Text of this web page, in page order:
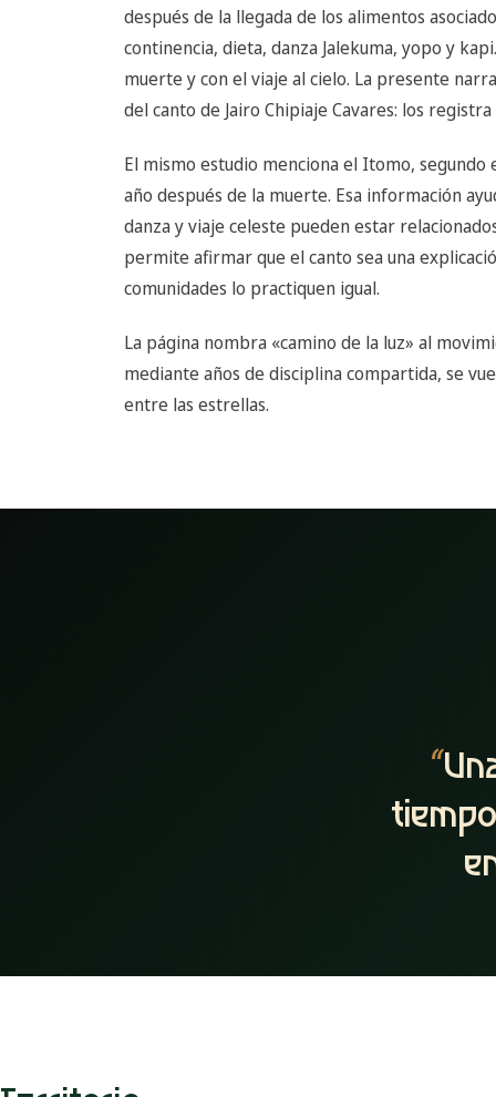
después de la llegada de los alimentos
continencia, dieta, danza Jalekuma, yopo y
muerte y con el viaje al cielo. La presente
del canto de Jairo Chipiaje Cavares: los
El mismo estudio menciona el Itomo,
año después de la muerte. Esa información
danza y viaje celeste pueden estar
permite afirmar que el canto sea una
comunidades lo practiquen igual.
La página nombra «camino de la luz» al
mediante años de disciplina compartida, se
entre las estrellas.
“